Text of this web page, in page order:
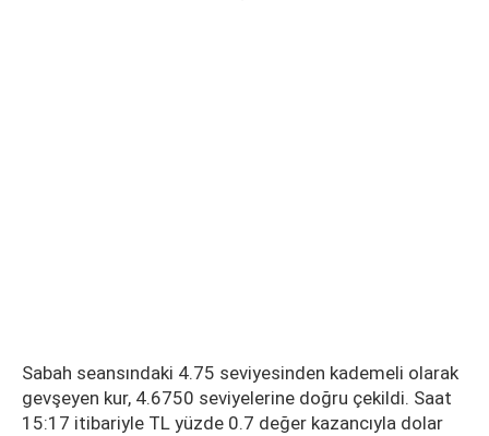
Sabah seansındaki 4.75 seviyesinden kademeli olarak
gevşeyen kur, 4.6750 seviyelerine doğru çekildi. Saat
15:17 itibariyle TL yüzde 0.7 değer kazancıyla dolar